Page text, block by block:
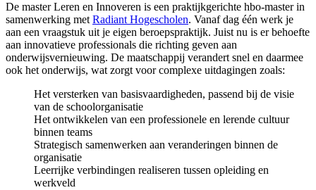
De master Leren en Innoveren is een praktijkgerichte hbo-master in
samenwerking metRadiant Hogescholen. Vanaf dag één werk je
aan een vraagstuk uit je eigen beroepspraktijk. Juist nu is er behoefte
aan innovatieve professionals die richting geven aan
onderwijsvernieuwing. De maatschappij verandert snel en daarmee
ook het onderwijs, wat zorgt voor complexe uitdagingen zoals:
Het versterken van basisvaardigheden, passend bij de visie
van de schoolorganisatie
Het ontwikkelen van een professionele en lerende cultuur
binnen teams
Strategisch samenwerken aan veranderingen binnen de
organisatie
Leerrijke verbindingen realiseren tussen opleiding en
werkveld